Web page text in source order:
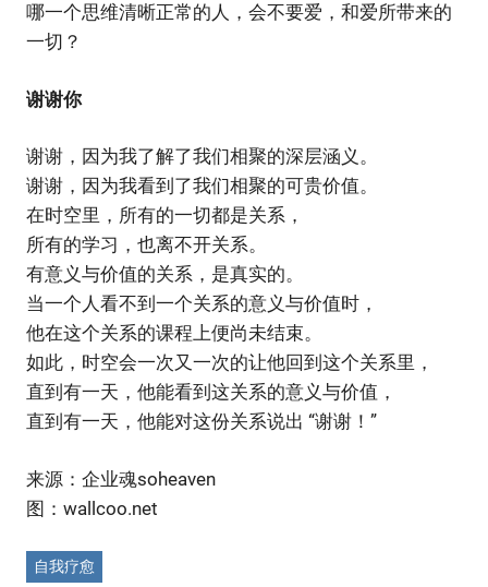
哪一个思维清晰正常的人，会不要爱，和爱所带来的
一切？
谢谢你
谢谢，因为我了解了我们相聚的深层涵义。
谢谢，因为我看到了我们相聚的可贵价值。
在时空里，所有的一切都是关系，
所有的学习，也离不开关系。
有意义与价值的关系，是真实的。
当一个人看不到一个关系的意义与价值时，
他在这个关系的课程上便尚未结束。
如此，时空会一次又一次的让他回到这个关系里，
直到有一天，他能看到这关系的意义与价值，
直到有一天，他能对这份关系说出 “谢谢！”
来源：企业魂soheaven
图：wallcoo.net
自我疗愈